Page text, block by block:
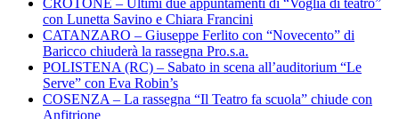
CROTONE – Ultimi due appuntamenti di “Voglia di teatro”
con Lunetta Savino e Chiara Francini
CATANZARO – Giuseppe Ferlito con “Novecento” di
Baricco chiuderà la rassegna Pro.s.a.
POLISTENA (RC) – Sabato in scena all’auditorium “Le
Serve” con Eva Robin’s
COSENZA – La rassegna “Il Teatro fa scuola” chiude con
Anfitrione